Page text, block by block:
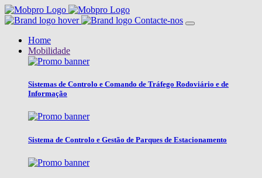
Contacte-nos
Home
Mobilidade
Sistemas de Controlo e Comando de Tráfego Rodoviário e de
Informação
Sistema de Controlo e Gestão de Parques de Estacionamento